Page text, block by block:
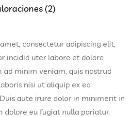
(2)
consectetur adipiscing elit,
incidid uter labore et dolore
ad minim veniam, quis nostrud
nisi ut aliquip ex ea
aute irure dolor in minimerit in
dolore eu fugiat nulla pariatur.